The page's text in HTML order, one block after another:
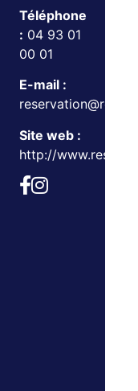
Téléphone
: 04 93 01
00 01
E-mail :
Site web :
http://